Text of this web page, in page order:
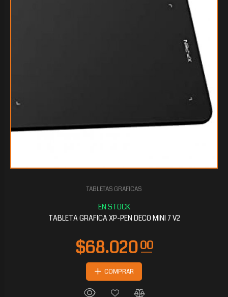
TABLETAS GRAFICAS
TABLETA GRAFICA XP-PEN DECO MINI 7 V2
COMPRAR